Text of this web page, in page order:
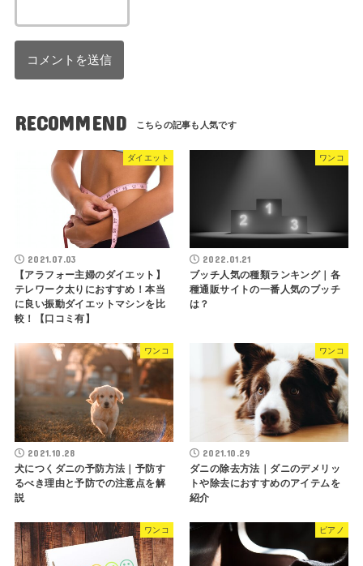
RECOMMEND
ダイエット
2021.07.03
【アラフォー主婦のダイエット】
テレワーク太りにおすすめ！本当
に良い振動ダイエットマシンを比
較！【口コミ有】
ワンコ
2022.01.21
ブッチ人気の種類ランキング｜各
種通販サイトの一番人気のブッチ
は？
ワンコ
2021.10.28
犬につくダニの予防方法｜予防す
るべき理由と予防での注意点を解
説
ワンコ
2021.10.29
ダニの除去方法｜ダニのデメリッ
トや除去におすすめのアイテムを
紹介
ワンコ ピアノ